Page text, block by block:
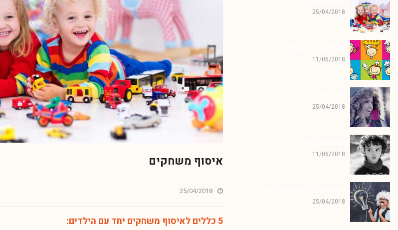
25/04/2018
11/06/2018
25/04/2018
11/06/2018
25/04/2018
איסוף משחקים
25/04/2018
5 כללים לאיסוף משחקים יחד עם הילדים: